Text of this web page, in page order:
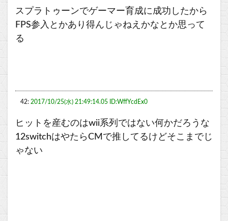
スプラトゥーンでゲーマー育成に成功したから
FPS参入とかあり得んじゃねえかなとか思って
る
42: 2017/10/25(水) 21:49:14.05 ID:WffYcdEx0
ヒットを産むのはwii系列ではない何かだろうな
12switchはやたらCMで推してるけどそこまでじ
ゃない